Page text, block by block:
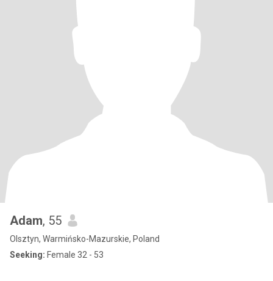
Adam, 55
Olsztyn, Warmińsko-Mazurskie, Poland
Seeking: Female 32 - 53